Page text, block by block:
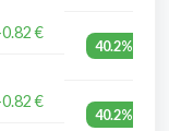
€
40.2%
€
40.2%